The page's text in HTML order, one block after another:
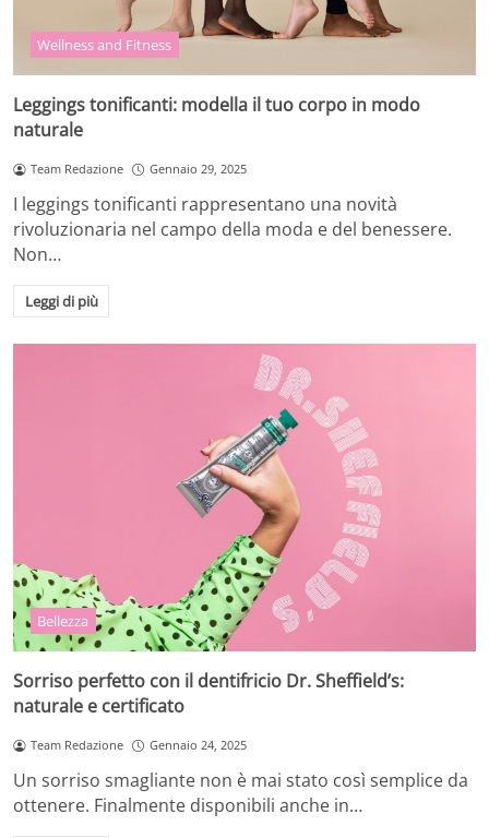
Wellness and Fitness
Leggings tonificanti: modella il tuo corpo in modo
naturale
Team Redazione Gennaio 29, 2025
I leggings tonificanti rappresentano una novità
rivoluzionaria nel campo della moda e del benessere.
Non…
Leggi di più
Bellezza
Sorriso perfetto con il dentifricio Dr. Sheffield’s:
naturale e certificato
Team Redazione Gennaio 24, 2025
Un sorriso smagliante non è mai stato così semplice da
ottenere. Finalmente disponibili anche in…